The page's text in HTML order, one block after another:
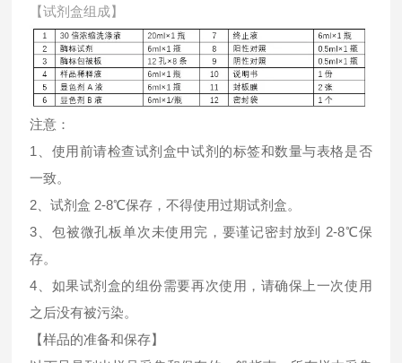
【试剂盒组成】
注意：
1、使用前请检查试剂盒中试剂的标签和数量与表格是否
一致。
2、试剂盒 2-8℃保存，不得使用过期试剂盒。
3、包被微孔板单次未使用完，要谨记密封放到 2-8℃保
存。
4、如果试剂盒的组份需要再次使用，请确保上一次使用
之后没有被污染。
【样品的准备和保存】